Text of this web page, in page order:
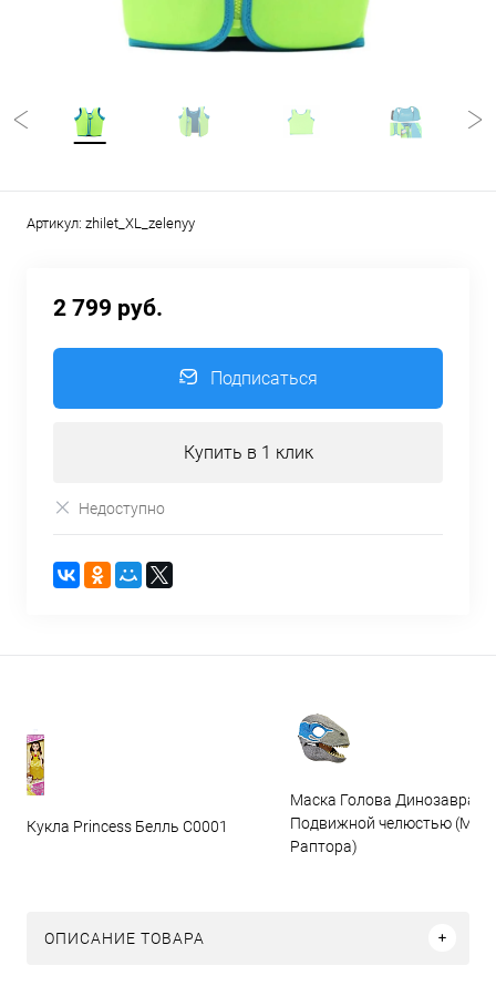
Артикул: zhilet_XL_zelenyy
2 799 руб.
Подписаться
Купить в 1 клик
Недоступно
Кукла Princess Белль C0001
Маска Голова Динозавра с
Подвижной челюстью
Раптора)
ОПИСАНИЕ ТОВАРА